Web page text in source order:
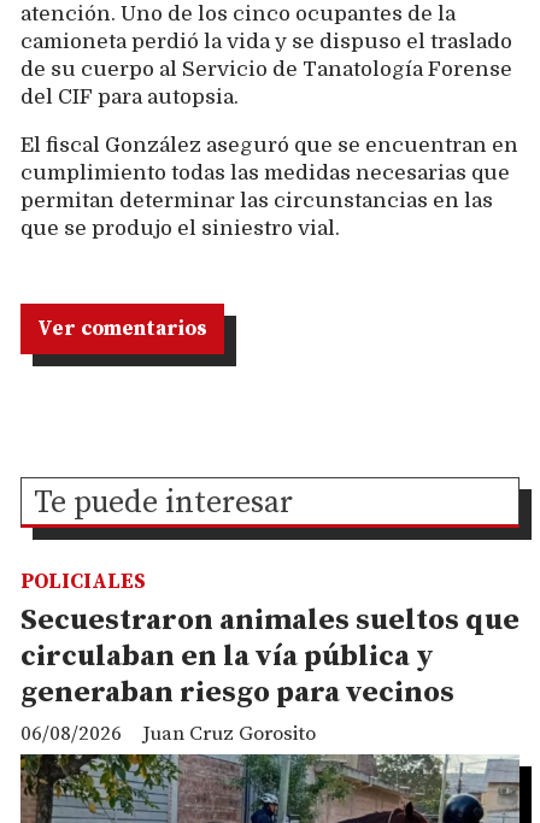
atención. Uno de los cinco ocupantes de la
camioneta perdió la vida y se dispuso el traslado
de su cuerpo al Servicio de Tanatología Forense
del CIF para autopsia.
El fiscal González aseguró que se encuentran en
cumplimiento todas las medidas necesarias que
permitan determinar las circunstancias en las
que se produjo el siniestro vial.
Ver comentarios
Te puede interesar
Secuestraron animales sueltos que
circulaban en la vía pública y
generaban riesgo para vecinos
Juan Cruz Gorosito
POLICIALES
06/08/2026